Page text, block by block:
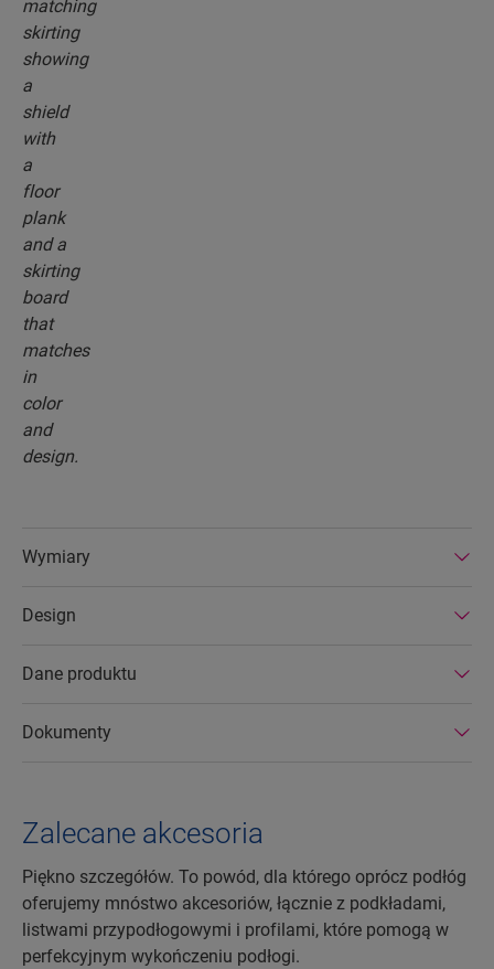
do koloru wybranej podłogi.
Wymiary
Design
Dane produktu
Dokumenty
Zalecane akcesoria
Piękno szczegółów. To powód, dla którego oprócz podłóg
oferujemy mnóstwo akcesoriów, łącznie z podkładami,
listwami przypodłogowymi i profilami, które pomogą w
perfekcyjnym wykończeniu podłogi.